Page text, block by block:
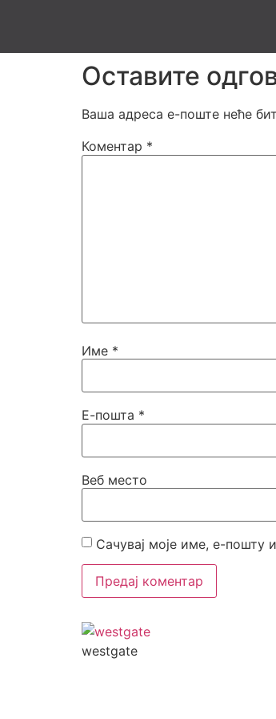
Оставите
Ваша адреса е-поште неће
Коментар *
Име *
Е-пошта *
Веб место
Сачувај моје име, е-пошту
westgate